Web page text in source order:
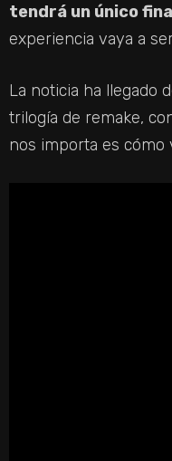
tendrá un único
experiencia vaya a
La noticia ha llegado
trilogía de remake,
nos importa es cómo